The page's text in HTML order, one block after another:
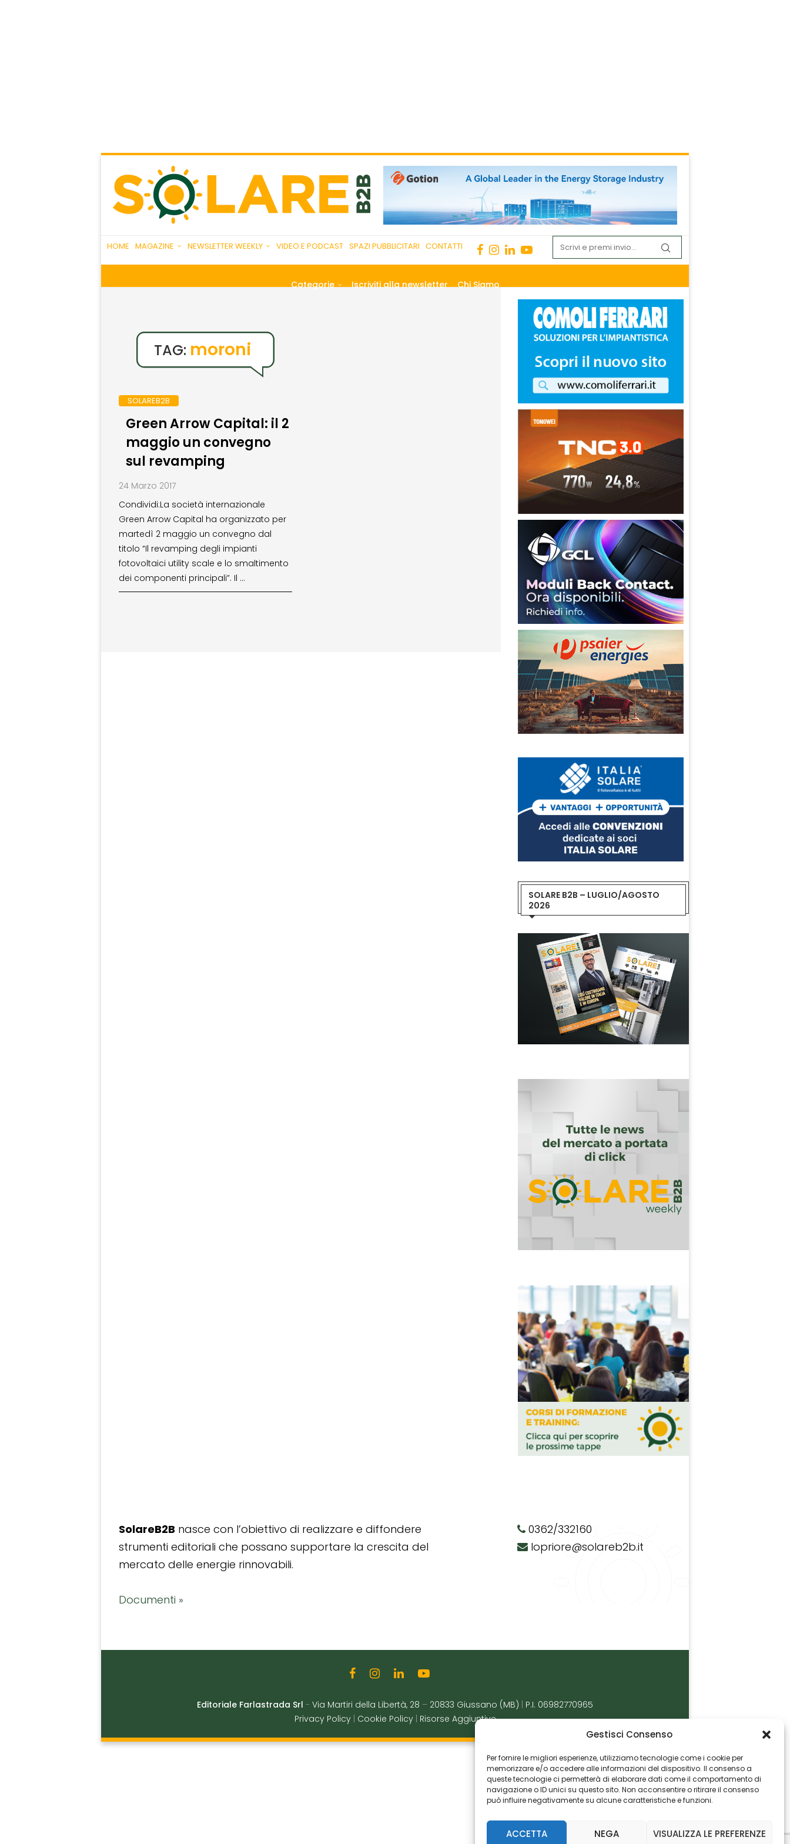
Gestisci Consenso
Per fornire le migliori esperienze, utilizziamo tecnologie come i cookie per
memorizzare e/o accedere alle informazioni del dispositivo. Il consenso a
queste tecnologie ci permetterà di elaborare dati come il comportamento di
navigazione o ID unici su questo sito. Non acconsentire o ritirare il consenso
può influire negativamente su alcune caratteristiche e funzioni.
ACCETTA NEGA VISUALIZZA LE PREFERENZE
HOME MAGAZINE NEWSLETTER WEEKLY VIDEO E PODCAST SPAZI PUBBLICITARI CONTATTI
Categorie Iscriviti alla newsletter Chi Siamo
TAG: moroni
SOLAREB2B
Green Arrow Capital: il 2
maggio un convegno
sul revamping
24 Marzo 2017
Condividi:La società internazionale
Green Arrow Capital ha organizzato per
martedì 2 maggio un convegno dal
titolo “Il revamping degli impianti
fotovoltaici utility scale e lo smaltimento
dei componenti principali”. Il …
SOLARE B2B – LUGLIO/AGOSTO
2026
SolareB2B nasce con l’obiettivo di realizzare e diffondere
strumenti editoriali che possano supportare la crescita del
mercato delle energie rinnovabili.
Documenti »
0362/332160
lopriore@solareb2b.it
Editoriale Farlastrada Srl - Via Martiri della Libertà, 28 – 20833 Giussano (MB)
P.I. 06982770965
Privacy Policy
Cookie Policy Risorse Aggiuntive